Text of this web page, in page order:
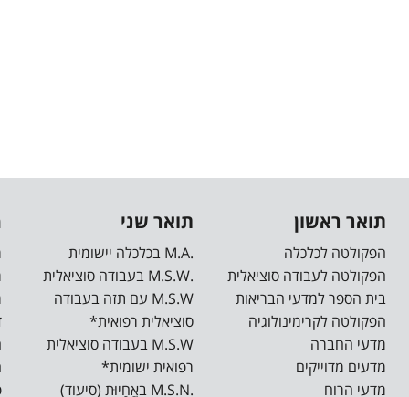
תואר ראשון
הפקולטה לכלכלה
הפקולטה לעבודה סוציאלית
בית הספר למדעי הבריאות
הפקולטה לקרימינולוגיה
מדעי החברה
מדעים מדוייקים
מדעי הרוח
תואר שני
.M.A בכלכלה יישומית
.M.S.W בעבודה סוציאלית
M.S.W עם תזה בעבודה
סוציאלית רפואית*
M.S.W בעבודה סוציאלית
רפואית ישומית*
.M.S.N באֲחָיוּת (סיעוד)